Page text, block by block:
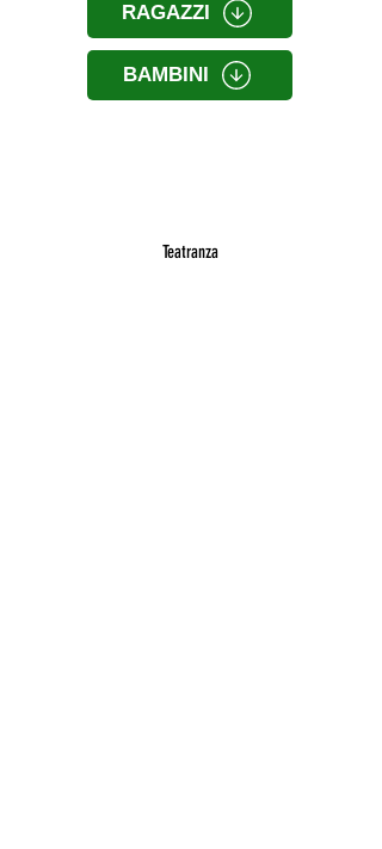
RAGAZZI
BAMBINI
Teatranza